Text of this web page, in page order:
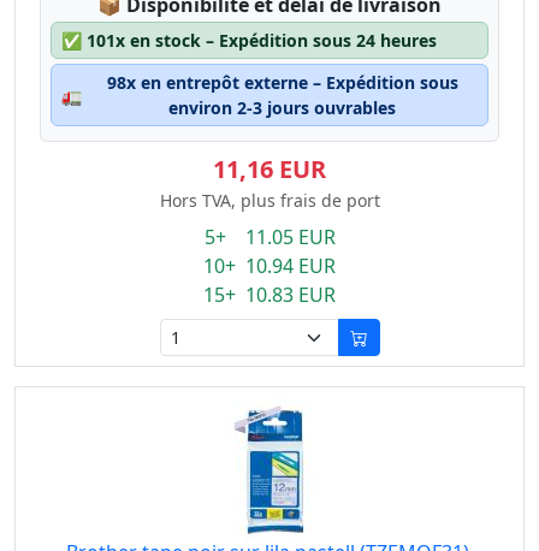
✅ 101x en stock – Expédition sous 24 heures
🚛
98x en entrepôt externe – Expédition sous
environ 2-3 jours ouvrables
11,16 EUR
Hors TVA, plus frais de port
5+ 11.05 EUR
10+ 10.94 EUR
15+ 10.83 EUR